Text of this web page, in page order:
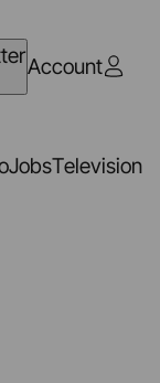
Account
JobsTelevision